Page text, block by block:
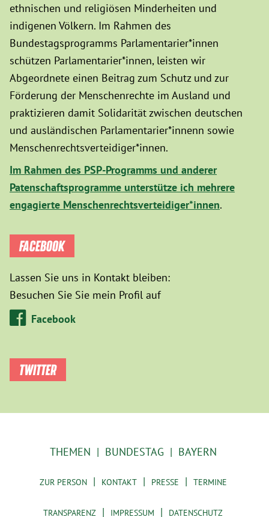
ethnischen und religiösen Minderheiten und
indigenen Völkern. Im Rahmen des
Bundestagsprogramms Parlamentarier*innen
schützen Parlamentarier*innen, leisten wir
Abgeordnete einen Beitrag zum Schutz und zur
Förderung der Menschenrechte im Ausland und
praktizieren damit Solidarität zwischen deutschen
und ausländischen Parlamentarier*innenn sowie
Menschenrechtsverteidiger*innen.
Im Rahmen des PSP-Programms und anderer
Patenschaftsprogramme unterstütze ich mehrere
engagierte Menschenrechtsverteidiger*innen.
FACEBOOK
Lassen Sie uns in Kontakt bleiben:
Besuchen Sie Sie mein Profil auf
Facebook
TWITTER
THEMEN BUNDESTAG BAYERN
ZUR PERSON KONTAKT PRESSE TERMINE
TRANSPARENZ IMPRESSUM DATENSCHUTZ